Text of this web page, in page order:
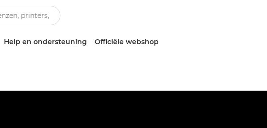
Help en ondersteuning Officiële webshop